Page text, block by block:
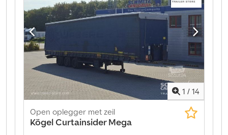
3.000 mm, Bandenmaat: 385/55 R22.5, Laadvolume: 101
m³, 1e as: , 2e as: , 3e as: , Zelfnivellerende vering,
Elektronisch Remsysteem (EBS), Schuifdak, 1x15- en
2x7-polige stekker, Antispray, Hefbaar dak (handmatig):
2,9 m - 3,0 m, Zeilensysteem. Een overzicht van alle
beschikbare voertuigen vindt u op onze website.
Financiering nodig? Wij bieden individuele
financieringsoplossingen, full-service contracten en
telematicadiensten. Wij adviseren u graag persoonlijk.
Dcodsztgz Sopfx Am Hjk
1 / 14
Open oplegger met zeil
KögelCurtainsider Mega